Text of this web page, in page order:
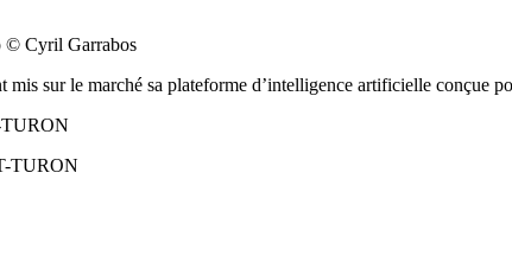
© Cyril Garrabos
sur le marché sa plateforme d’intelligence artificielle conçue